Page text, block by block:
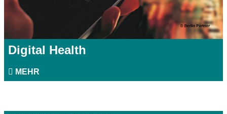
Digital Health
MEHR